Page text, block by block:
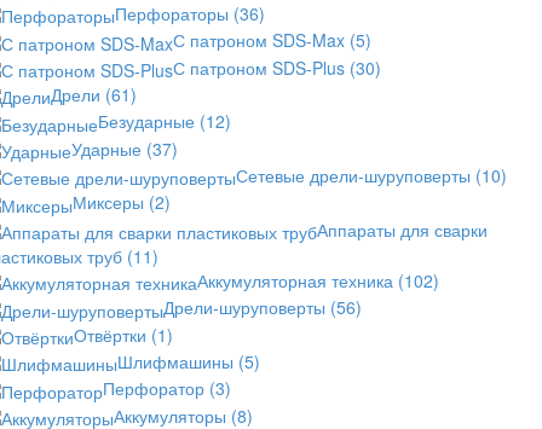
Перфораторы (36)
С патроном SDS-Max (5)
С патроном SDS-Plus (30)
Дрели (61)
Безударные (12)
Ударные (37)
Сетевые дрели-шуруповерты (10)
Миксеры (2)
Аппараты для сварки
труб (11)
Аккумуляторная техника (102)
Дрели-шуруповерты (56)
Отвёртки (1)
Шлифмашины (5)
Перфоратор (3)
Аккумуляторы (8)